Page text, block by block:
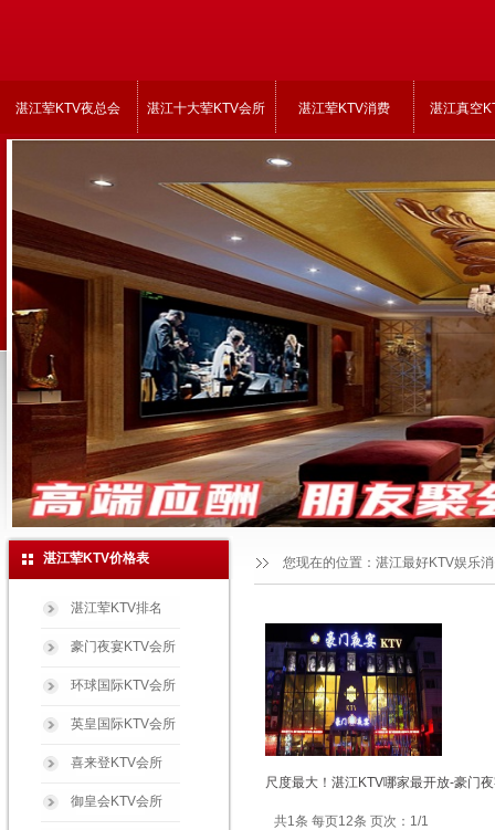
湛江荤KTV夜总会 湛江十大荤KTV会所 湛江荤KTV消费 湛江真空
湛江荤KTV价格表
湛江荤KTV排名
豪门夜宴KTV会所
环球国际KTV会所
英皇国际KTV会所
喜来登KTV会所
御皇会KTV会所
尺度最大！湛江KTV哪家最开放-豪门
共1条 每页12条 页次：1/1
您现在的位置： 湛江最好KTV娱乐